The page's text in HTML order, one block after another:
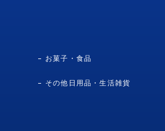
お菓子・食品
その他日用品・生活雑貨